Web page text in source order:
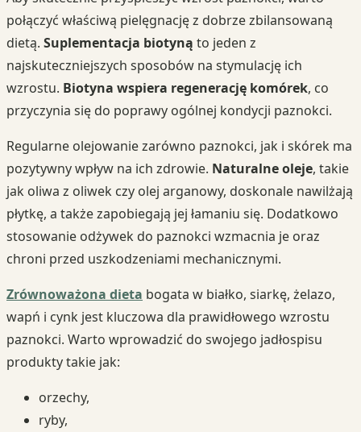
połączyć właściwą pielęgnację z dobrze zbilansowaną
dietą. Suplementacja biotyną to jeden z
najskuteczniejszych sposobów na stymulację ich
wzrostu. Biotyna wspiera regenerację komórek, co
przyczynia się do poprawy ogólnej kondycji paznokci.
Regularne olejowanie zarówno paznokci, jak i skórek ma
pozytywny wpływ na ich zdrowie. Naturalne oleje, takie
jak oliwa z oliwek czy olej arganowy, doskonale nawilżają
płytkę, a także zapobiegają jej łamaniu się. Dodatkowo
stosowanie odżywek do paznokci wzmacnia je oraz
chroni przed uszkodzeniami mechanicznymi.
Zrównoważona dieta bogata w białko, siarkę, żelazo,
wapń i cynk jest kluczowa dla prawidłowego wzrostu
paznokci. Warto wprowadzić do swojego jadłospisu
produkty takie jak:
orzechy,
ryby,